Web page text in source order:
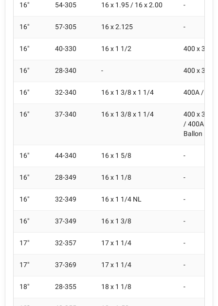
16" 54-305 16 x 1.95 / 16 x 2.00 -
16" 57-305 16 x 2.125 -
16" 40-330 16 x 1 1/2 400 x 38B
16" 28-340 - 400 x 30A
16" 32-340 16 x 1 3/8 x 1 1/4 400A / 400
16" 37-340 16 x 1 3/8 x 1 1/4
400 x 35A
/ 400A
Ballon
16" 44-340 16 x 1 5/8 -
16" 28-349 16 x 1 1/8 -
16" 32-349 16 x 1 1/4 NL -
16" 37-349 16 x 1 3/8 -
17" 32-357 17 x 1 1/4 -
17" 37-369 17 x 1 1/4 -
18" 28-355 18 x 1 1/8 -